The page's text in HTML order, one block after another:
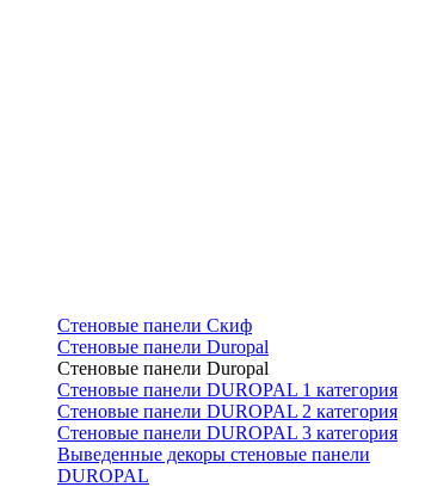
Стеновые панели Скиф
Стеновые панели Duropal
Стеновые панели Duropal
Стеновые панели DUROPAL 1 категория
Стеновые панели DUROPAL 2 категория
Стеновые панели DUROPAL 3 категория
Выведенные декоры стеновые панели
DUROPAL